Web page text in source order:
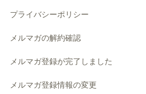
プライバシーポリシー
メルマガの解約確認
メルマガ登録が完了しました
メルマガ登録情報の変更